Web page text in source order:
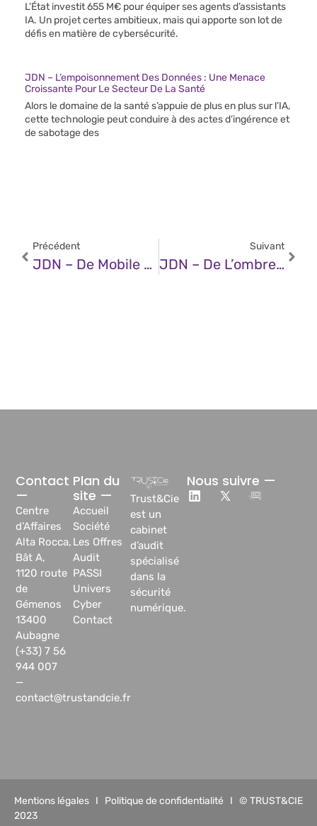
L’État investit 655 M€ pour équiper ses agents d’assistants
IA. Un projet certes ambitieux, mais qui apporte son lot de
défis en matière de cybersécurité.
JDN – L’empoisonnement Des Données : Une Menace
Croissante Pour Le Secteur De La Santé
Alors le domaine de la santé s’appuie de plus en plus sur l’IA,
cette technologie peut conduire à des actes d’ingérence et
de sabotage des
Précédent
JDN – De Mobile First À AI First ? L’impact De L’IA Sur Nos Interfaces Quotidiennes
Suivant
JDN – De L’ombre À L’API : Quand L’IA Linguistique Sort Du Shadow IT
Trust&Cie
est un
cabinet
d’audit
spécialisé
dans la
sécurité
numérique.
Plan du
site —
Accueil
Société
Les Offres
Audit
PASSI
Univers
Cyber
Contact
Contact
—
Centre
d’Affaires
Alta Rocca,
Bât A,
1120 route
de
Gémenos
13400
Aubagne
(+33) 7 56
944 007
—
contact@trustandcie.fr
Nous suivre —
Mentions légales I Politique de confidentialité I © TRUST&CIE
2023